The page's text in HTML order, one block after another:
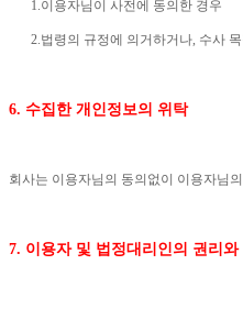
1. 이용자님이 사전에 동의한 경우
2. 법령의 규정에 의거하거나 수사
6. 수집한 개인정보의 위탁
회사는 이용자님의 동의없이 이용자님
7. 이용자 및 법정대리인의 권리와